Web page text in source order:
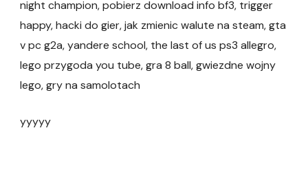
night champion, pobierz download info bf3, trigger
happy, hacki do gier, jak zmienic walute na steam, gta
v pc g2a, yandere school, the last of us ps3 allegro,
lego przygoda you tube, gra 8 ball, gwiezdne wojny
lego, gry na samolotach
yyyyy